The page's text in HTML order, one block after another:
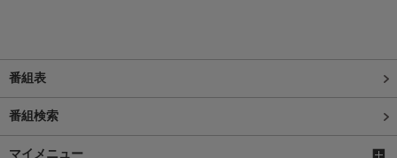
番組表
番組検索
マイメニュー